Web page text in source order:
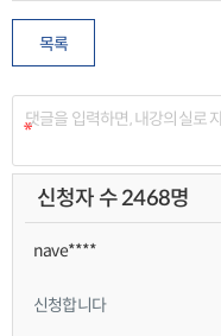
목록
신청자 수 2468명
nave****
신청합니다